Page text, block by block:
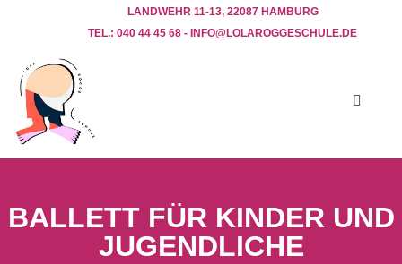
LANDWEHR 11-13, 22087 HAMBURG
TEL.: 040 44 45 68 - INFO@LOLAROGGESCHULE.DE​
BALLETT FÜR KINDER UND
JUGENDLICHE